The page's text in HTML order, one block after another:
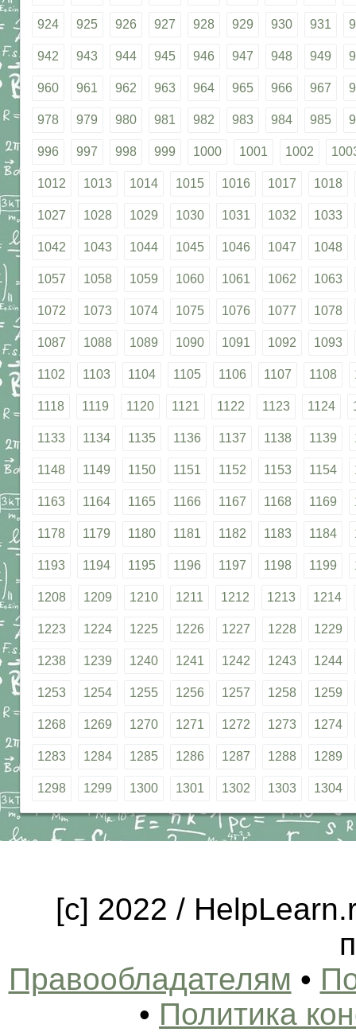
924 925 926 927 928 929 930 931
942 943 944 945 946 947 948 949
960 961 962 963 964 965 966 967
978 979 980 981 982 983 984 985
996 997 998 999 1000 1001 1002
1012 1013 1014 1015 1016 1017 1018
1027 1028 1029 1030 1031 1032 1033
1042 1043 1044 1045 1046 1047 1048
1057 1058 1059 1060 1061 1062 1063
1072 1073 1074 1075 1076 1077 1078
1087 1088 1089 1090 1091 1092 1093
1102 1103 1104 1105 1106 1107 1108
1118 1119 1120 1121 1122 1123 1124
1133 1134 1135 1136 1137 1138 1139
1148 1149 1150 1151 1152 1153 1154
1163 1164 1165 1166 1167 1168 1169
1178 1179 1180 1181 1182 1183 1184
1193 1194 1195 1196 1197 1198 1199
1208 1209 1210 1211 1212 1213 1214
1223 1224 1225 1226 1227 1228 1229
1238 1239 1240 1241 1242 1243 1244
1253 1254 1255 1256 1257 1258 1259
1268 1269 1270 1271 1272 1273 1274
1283 1284 1285 1286 1287 1288 1289
1298 1299 1300 1301 1302 1303 1304
[c] 2022 /
Правообладателям •
• Политика